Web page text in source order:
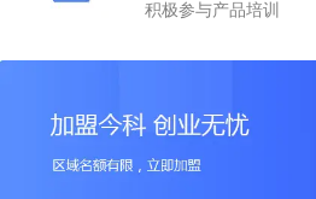
积极参与产品培训